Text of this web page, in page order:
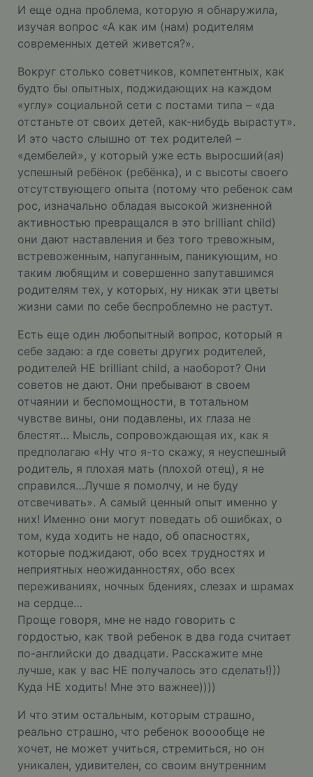
И еще одна проблема, которую я обнаружила,
изучая вопрос «А как им (нам) родителям
современных детей живется?».
Вокруг столько советчиков, компетентных, как
будто бы опытных, поджидающих на каждом
«углу» социальной сети с постами типа – «да
отстаньте от своих детей, как-нибудь вырастут».
И это часто слышно от тех родителей –
«дембелей», у который уже есть выросший(ая)
успешный ребёнок (ребёнка), и с высоты своего
отсутствующего опыта (потому что ребенок сам
рос, изначально обладая высокой жизненной
активностью превращался в это brilliant child)
они дают наставления и без того тревожным,
встревоженным, напуганным, паникующим, но
таким любящим и совершенно запутавшимся
родителям тех, у которых, ну никак эти цветы
жизни сами по себе беспроблемно не растут.
Есть еще один любопытный вопрос, который я
себе задаю: а где советы других родителей,
родителей НЕ brilliant child, а наоборот? Они
советов не дают. Они пребывают в своем
отчаянии и беспомощности, в тотальном
чувстве вины, они подавлены, их глаза не
блестят… Мысль, сопровождающая их, как я
предполагаю «Ну что я-то скажу, я неуспешный
родитель, я плохая мать (плохой отец), я не
справился…Лучше я помолчу, и не буду
отсвечивать». А самый ценный опыт именно у
них! Именно они могут поведать об ошибках, о
том, куда ходить не надо, об опасностях,
которые поджидают, обо всех трудностях и
неприятных неожиданностях, обо всех
переживаниях, ночных бдениях, слезах и шрамах
на сердце…
Проще говоря, мне не надо говорить с
гордостью, как твой ребенок в два года считает
по-английски до двадцати. Расскажите мне
лучше, как у вас НЕ получалось это сделать!)))
Куда НЕ ходить! Мне это важнее))))
И что этим остальным, которым страшно,
реально страшно, что ребенок вооообще не
хочет, не может учиться, стремиться, но он
уникален, удивителен, со своим внутренним